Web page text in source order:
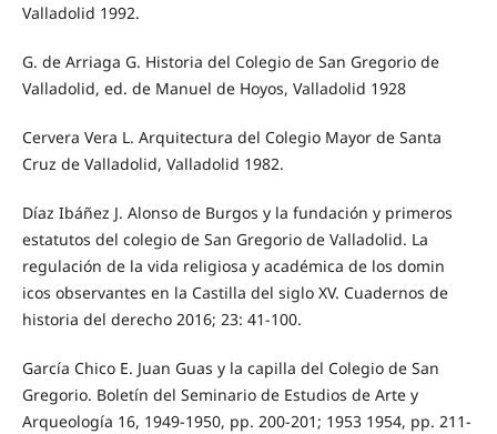
Valladolid 1992.
G. de Arriaga G. Historia del Colegio de San Gregorio de
Valladolid, ed. de Manuel de Hoyos, Valladolid 1928
Cervera Vera L. Arquitectura del Colegio Mayor de Santa
Cruz de Valladolid, Valladolid 1982.
Díaz Ibáñez J. Alonso de Burgos y la fundación y primeros
estatutos del colegio de San Gregorio de Valladolid. La
regulación de la vida religiosa y académica de los domin
icos observantes en la Castilla del siglo XV. Cuadernos de
historia del derecho 2016; 23: 41-100.
García Chico E. Juan Guas y la capilla del Colegio de San
Gregorio. Boletín del Seminario de Estudios de Arte y
Arqueología 16, 1949-1950, pp. 200-201; 1953 1954, pp. 211-